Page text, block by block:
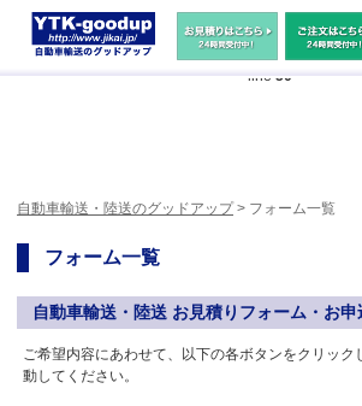
Warning: Undefined array key
/home/xs483473/jikai.jp/public_html/wp-content/
line50
自動車輸送・陸送のグッドアップ> フォーム一覧
フォーム一覧
自動車輸送・陸送 お見積りフォーム・お
ご希望内容にあわせて、以下の各ボタンをクリック
動してください。